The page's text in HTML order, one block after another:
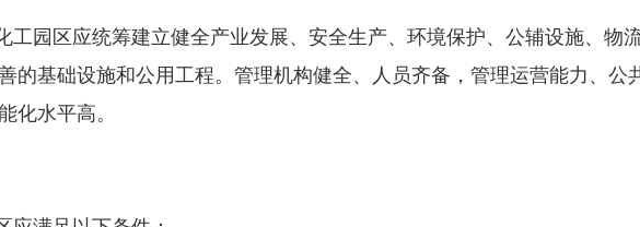
园区应统筹建立健全产业发展、安全生产、环境保护、公辅设施、物
的基础设施和公用工程。管理机构健全、人员齐备，管理运营能力、公
能化水平高。